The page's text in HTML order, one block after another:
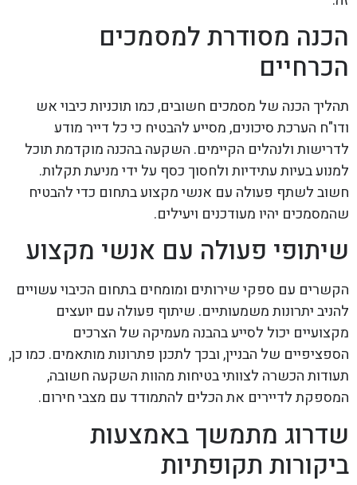
הכנה מסודרת למסמכים
הכרחיים
תהליך הכנה של מסמכים חשובים, כמו תוכניות כיבוי אש
ודו"ח הערכת סיכונים, מסייע להבטיח כי כל דייר מודע
לדרישות ולנהלים הקיימים. השקעה בהכנה מוקדמת תוכל
למנוע בעיות עתידיות ולחסוך כסף על ידי מניעת תקלות.
חשוב לשתף פעולה עם אנשי מקצוע בתחום כדי להבטיח
שהמסמכים יהיו מעודכנים ויעילים.
שיתופי פעולה עם אנשי מקצוע
הקשרים עם ספקי שירותים ומומחים בתחום הכיבוי עשויים
להניב יתרונות משמעותיים. שיתוף פעולה עם יועצים
מקצועיים יכול לסייע בהבנה מעמיקה של הצרכים
הספציפיים של הבניין, ובכך לתכנן פתרונות מותאמים. כמו כן,
תעודות הכשרה לצוותי בטיחות מהוות השקעה חשובה,
המספקת לדיירים את הכלים להתמודד עם מצבי חירום.
שדרוג מתמשך באמצעות
ביקורות תקופתיות